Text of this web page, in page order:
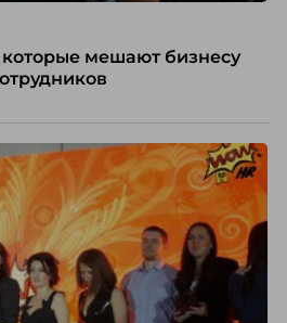
мешают бизнесу